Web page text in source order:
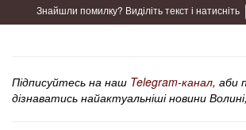
Знайшли помилку? Виділіть текст і натисніть
Підписуйтесь на наш Telegram-канал, аби
дізнаватись найактуальніші новини